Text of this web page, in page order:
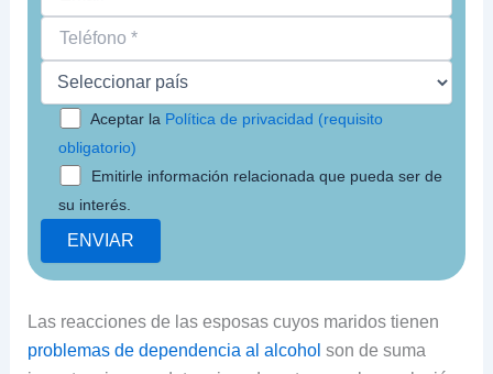
Aceptar la Política de privacidad (requisito
obligatorio)
Emitirle información relacionada que pueda ser de
su interés.
Las reacciones de las esposas cuyos maridos tienen
problemas de dependencia al alcohol son de suma